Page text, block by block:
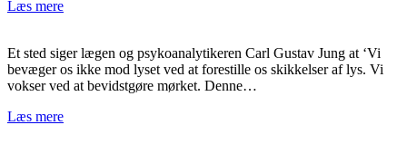
Læs mere
Et sted siger lægen og psykoanalytikeren Carl Gustav Jung at ‘Vi
bevæger os ikke mod lyset ved at forestille os skikkelser af lys. Vi
vokser ved at bevidstgøre mørket. Denne…
Læs mere